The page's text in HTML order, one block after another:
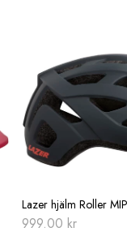
Lazer hjälm Roller
999.00 kr